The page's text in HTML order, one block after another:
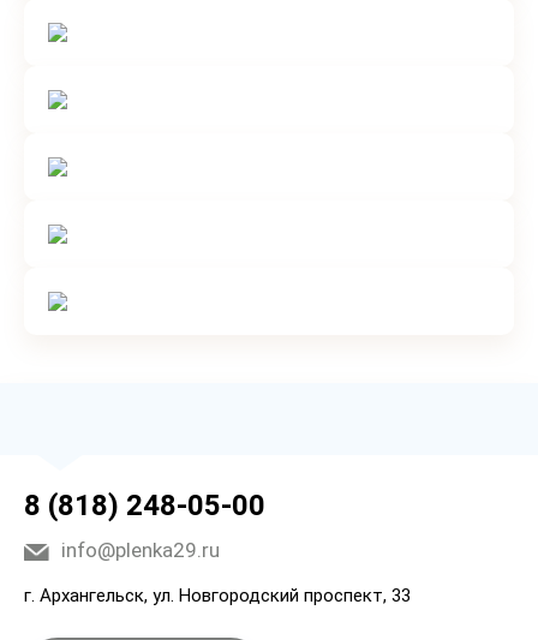
8 (818) 248-05-00
info@plenka29.ru
г. Архангельск, ул. Новгородский проспект, 33